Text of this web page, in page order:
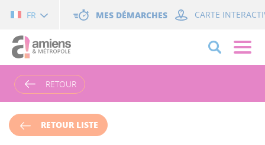
FR MES DÉMARCHES CARTE
RETOUR
RETOUR LISTE